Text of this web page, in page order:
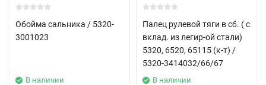
Обойма сальника / 5320-
3001023
В наличии
Палец рулевой тяги в сб. ( с
вклад. из легир-ой стали)
5320, 6520, 65115 (к-т) /
5320-3414032/66/67
В наличии